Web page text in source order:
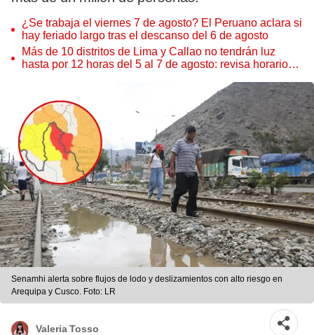
¿Se trabaja el viernes 7 de agosto? El Peruano aclara si
hay feriado largo tras el descanso del 6 de agosto
Más de 10 distritos de Lima y Callao no tendrán luz
hasta por 12 horas del 5 al 7 de agosto: revisa horarios y
Senamhi alerta sobre flujos de lodo y deslizamientos con alto riesgo en
Arequipa y Cusco. Foto: LR
Valeria Tosso